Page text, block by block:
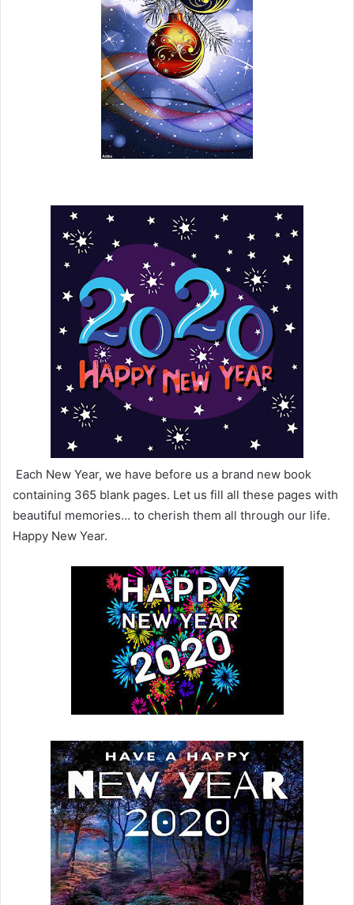
Each New Year, we have before us a brand new book
containing 365 blank pages. Let us fill all these pages with
beautiful memories… to cherish them all through our life.
Happy New Year.